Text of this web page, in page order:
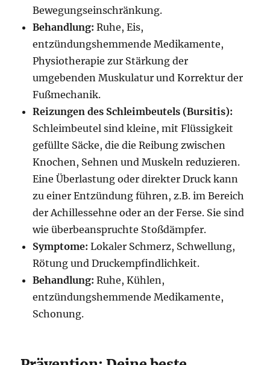
Bewegungseinschränkung.
Behandlung: Ruhe, Eis,
entzündungshemmende Medikamente,
Physiotherapie zur Stärkung der
umgebenden Muskulatur und Korrektur der
Fußmechanik.
Reizungen des Schleimbeutels (Bursitis):
Schleimbeutel sind kleine, mit Flüssigkeit
gefüllte Säcke, die die Reibung zwischen
Knochen, Sehnen und Muskeln reduzieren.
Eine Überlastung oder direkter Druck kann
zu einer Entzündung führen, z.B. im Bereich
der Achillessehne oder an der Ferse. Sie sind
wie überbeanspruchte Stoßdämpfer.
Symptome: Lokaler Schmerz, Schwellung,
Rötung und Druckempfindlichkeit.
Behandlung: Ruhe, Kühlen,
entzündungshemmende Medikamente,
Schonung.